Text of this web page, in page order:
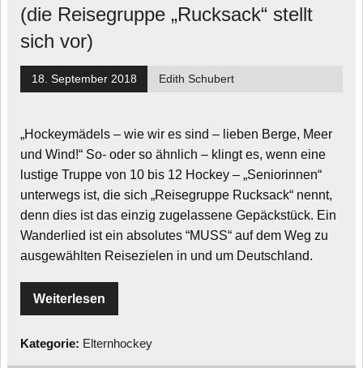
(die Reisegruppe „Rucksack“ stellt
sich vor)
18. September 2018 Edith Schubert
„Hockeymädels – wie wir es sind – lieben Berge, Meer
und Wind!“ So- oder so ähnlich – klingt es, wenn eine
lustige Truppe von 10 bis 12 Hockey – „Seniorinnen“
unterwegs ist, die sich „Reisegruppe Rucksack“ nennt,
denn dies ist das einzig zugelassene Gepäckstück. Ein
Wanderlied ist ein absolutes “MUSS“ auf dem Weg zu
ausgewählten Reisezielen in und um Deutschland.
Weiterlesen
Kategorie: Elternhockey